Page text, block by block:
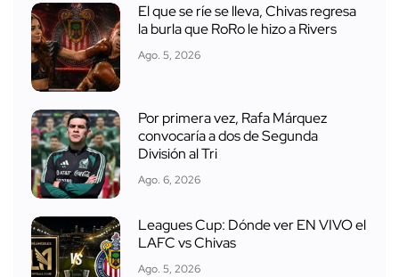
El que se ríe se lleva, Chivas regresa
la burla que RoRo le hizo a Rivers
Ago. 5, 2026
Por primera vez, Rafa Márquez
convocaría a dos de Segunda
División al Tri
Ago. 6, 2026
Leagues Cup: Dónde ver EN VIVO el
LAFC vs Chivas
Ago. 5, 2026